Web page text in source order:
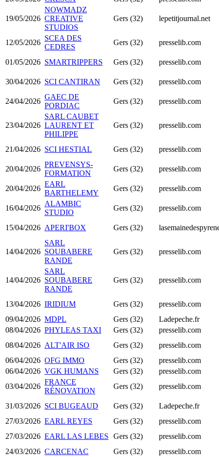
19/05/2026
NOWMADZ
CREATIVE
STUDIOS
Gers (32) lepetitjournal.net
12/05/2026
SCEA DES
CEDRES
Gers (32) presselib.com
01/05/2026 SMARTRIPPERS Gers (32) presselib.com
30/04/2026 SCI CANTIRAN Gers (32) presselib.com
24/04/2026
GAEC DE
PORDIAC
Gers (32) presselib.com
23/04/2026
SARL CAUBET
LAURENT ET
PHILIPPE
Gers (32) presselib.com
21/04/2026 SCI HESTIAL Gers (32) presselib.com
20/04/2026
PREVENSYS-
FORMATION
Gers (32) presselib.com
20/04/2026
EARL
BARTHELEMY
Gers (32) presselib.com
16/04/2026
ALAMBIC
STUDIO
Gers (32) presselib.com
15/04/2026 APERI'BOX Gers (32)
14/04/2026
SARL
SOUBABERE
RANDE
Gers (32) presselib.com
14/04/2026
SARL
SOUBABERE
RANDE
Gers (32) presselib.com
13/04/2026 IRIDIUM Gers (32)
presselib.com
09/04/2026 MDPL Gers (32)
Ladepeche.fr
08/04/2026 PHYLEAS TAXI Gers (32)
presselib.com
08/04/2026 ALT'AIR ISO Gers (32)
presselib.com
06/04/2026 OFG IMMO Gers (32)
presselib.com
06/04/2026 VGK HUMANS Gers (32)
presselib.com
03/04/2026
FRANCE
RÉNOVATION
Gers (32) presselib.com
31/03/2026 SCI BUGEAUD Gers (32)
Ladepeche.fr
27/03/2026 EARL REYES Gers (32)
presselib.com
27/03/2026 EARL LAS LEBES Gers (32)
presselib.com
24/03/2026 CARCENAC Gers (32)
presselib.com